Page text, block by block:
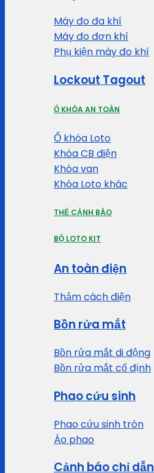
Máy đo đa khí
Máy đo đơn khí
Phụ kiện máy đo khí
Lockout Tagout
Ổ KHÓA AN TOÀN
Ổ khóa Loto
Khóa CB điện
Khóa van
Khóa Loto khác
THẺ CẢNH BÁO
BỘ LOTO KIT
An toàn điện
Thảm cách điện
Bồn rửa mắt
Bồn rửa mắt di động
Bồn rửa mắt cố định
Phao cứu sinh
Phao cứu sinh tròn
Áo phao
Cảnh báo chỉ dẫn